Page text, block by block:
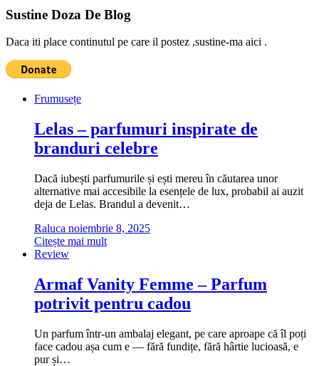
Sustine Doza De Blog
Daca iti place continutul pe care il postez ,sustine-ma aici .
Frumusețe
Lelas – parfumuri inspirate de
branduri celebre
Dacă iubești parfumurile și ești mereu în căutarea unor
alternative mai accesibile la esențele de lux, probabil ai auzit
deja de Lelas. Brandul a devenit…
Raluca noiembrie 8, 2025
Citește mai mult
Review
Armaf Vanity Femme – Parfum
potrivit pentru cadou
Un parfum într-un ambalaj elegant, pe care aproape că îl poți
face cadou așa cum e — fără fundițe, fără hârtie lucioasă, e
pur și…